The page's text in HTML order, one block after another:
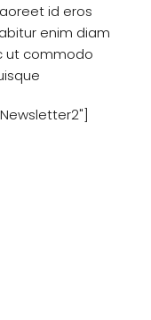
id eros
enim diam
ut commodo